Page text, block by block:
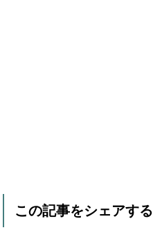
この記事をシェアする